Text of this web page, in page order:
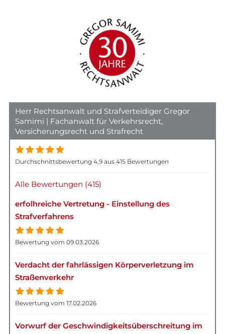
Herr Rechtsanwalt und Strafverteidiger Gregor
Samimi | Fachanwalt für Verkehrsrecht,
Versicherungsrecht und Strafrecht
Durchschnittsbewertung 4,9 aus 415 Bewertungen
Alle Bewertungen (415)
erfolhreiche Vertretung - Einstellung des
Strafverfahrens
Bewertung vom 09.03.2026
Verdacht der fahrlässigen Körperverletzung im
Straßenverkehr
Bewertung vom 17.02.2026
Vorwurf der Geschwindigkeitsüberschreitung im